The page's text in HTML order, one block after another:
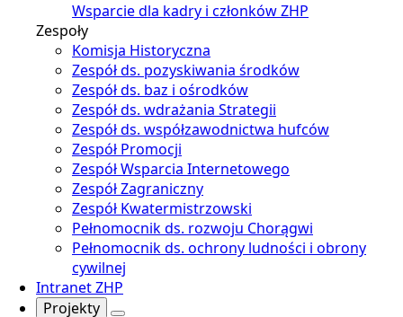
Wsparcie dla kadry i członków ZHP
Zespoły
Komisja Historyczna
Zespół ds. pozyskiwania środków
Zespół ds. baz i ośrodków
Zespół ds. wdrażania Strategii
Zespół ds. współzawodnictwa hufców
Zespół Promocji
Zespół Wsparcia Internetowego
Zespół Zagraniczny
Zespół Kwatermistrzowski
Pełnomocnik ds. rozwoju Chorągwi
Pełnomocnik ds. ochrony ludności i obrony
cywilnej
Intranet ZHP
Projekty